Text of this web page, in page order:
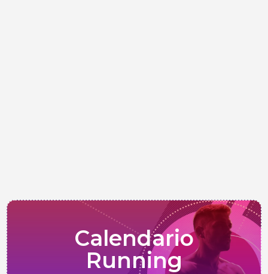
Calendario
Running